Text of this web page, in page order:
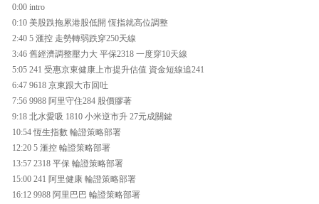
0:00 intro
0:10 美股跌拖累港股低開 恆指就高位調整
2:40 5 滙控 走勢轉弱跌穿250天線
3:46 舊經濟調整壓力大 平保2318 一度穿10天線
5:05 241 受惠京東健康上市提升估值 資金短線追241
6:47 9618 京東跟大市回吐
7:56 9988 阿里守住284 股價膠著
9:18 北水愛吸 1810 小米逆市升 27元成關鍵
10:54 恆生指數 輪證策略部署
12:20 5 滙控 輪證策略部署
13:57 2318 平保 輪證策略部署
15:00 241 阿里健康 輪證策略部署
16:12 9988 阿里巴巴 輪證策略部署